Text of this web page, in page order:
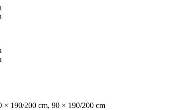
× 190/200 cm, 90 × 190/200 cm